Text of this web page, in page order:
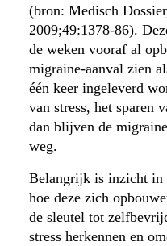
(bron: Medisch
2009;49:1378-86).
de weken vooraf al
migraine-aanval zien
één keer ingeleverd
van stress, het sparen
dan blijven de
weg.
Belangrijk is inzicht in
hoe deze zich
de sleutel tot
stress herkennen en